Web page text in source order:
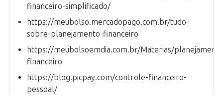
financeiro-simplificado/
https://meubolso.mercadopago.com.br/tudo-
sobre-planejamento-financeiro
https://meubolsoemdia.com.br/Materias/
financeiro
https://blog.picpay.com/controle-financeiro-
pessoal/